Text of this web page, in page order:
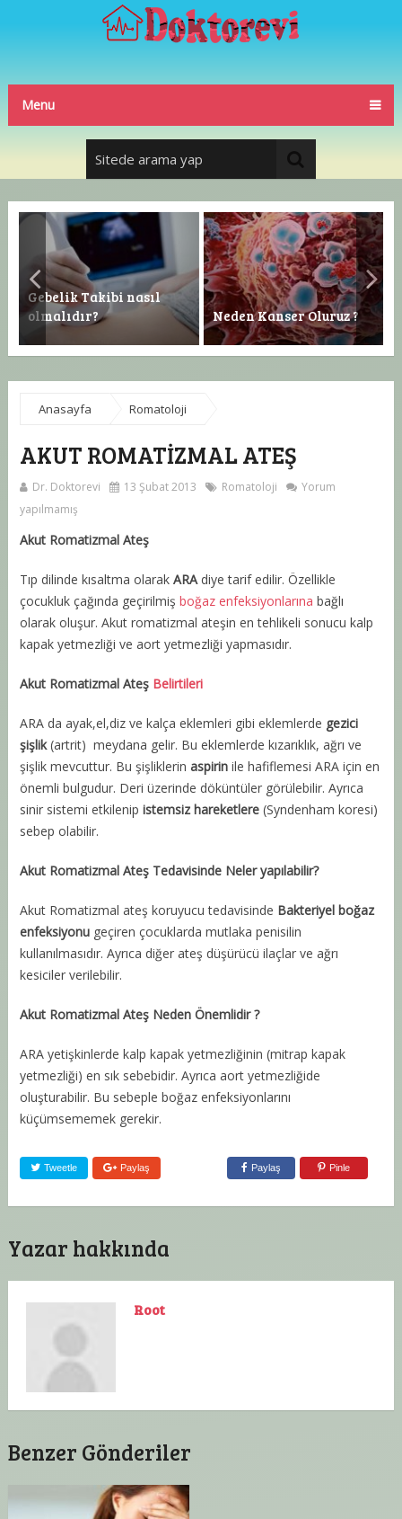
Menu
Gebelik Takibi nasıl
olmalıdır?
Neden Kanser Oluruz ?
Anasayfa Romatoloji
AKUT ROMATIZMAL ATEŞ
Dr. Doktorevi 13 Şubat 2013 Romatoloji
Yorum
yapılmamış
Akut Romatizmal Ateş
Tıp dilinde kısaltma olarak ARAdiye tarif edilir. Özellikle
çocukluk çağında geçirilmiş boğaz enfeksiyonlarına bağlı
olarak oluşur. Akut romatizmal ateşin en tehlikeli sonucu kalp
kapak yetmezliği ve aort yetmezliği yapmasıdır.
Akut Romatizmal Ateş Belirtileri
ARA da ayak,el,diz ve kalça eklemleri gibi eklemlerde gezici
şişlik(artrit) meydana gelir. Bu eklemlerde kızarıklık, ağrı ve
şişlik mevcuttur. Bu şişliklerin aspirinile hafiflemesi ARA için en
önemli bulgudur. Deri üzerinde döküntüler görülebilir. Ayrıca
sinir sistemi etkilenip istemsiz hareketlere(Syndenham koresi)
sebep olabilir.
Akut Romatizmal Ateş Tedavisinde Neler yapılabilir?
Akut Romatizmal ateş koruyucu tedavisinde Bakteriyel boğaz
enfeksiyonugeçiren çocuklarda mutlaka penisilin
kullanılmasıdır. Ayrıca diğer ateş düşürücü ilaçlar ve ağrı
kesiciler verilebilir.
Akut Romatizmal Ateş Neden Önemlidir ?
ARA yetişkinlerde kalp kapak yetmezliğinin (mitrap kapak
yetmezliği) en sık sebebidir. Ayrıca aort yetmezliğide
oluşturabilir. Bu sebeple boğaz enfeksiyonlarını
küçümsememek gerekir.
Tweetle Paylaş Paylaş Pinle
Yazar hakkında
Root
Benzer Gönderiler